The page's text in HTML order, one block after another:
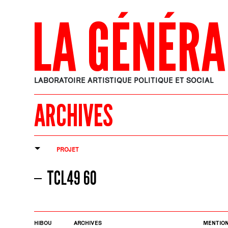
LA
LABORATOIRE ARTISTIQUE POLITIQUE ET SOCIAL
ARCHIVES
PROJET
TCL49 60
HIBOU ARCHIVES